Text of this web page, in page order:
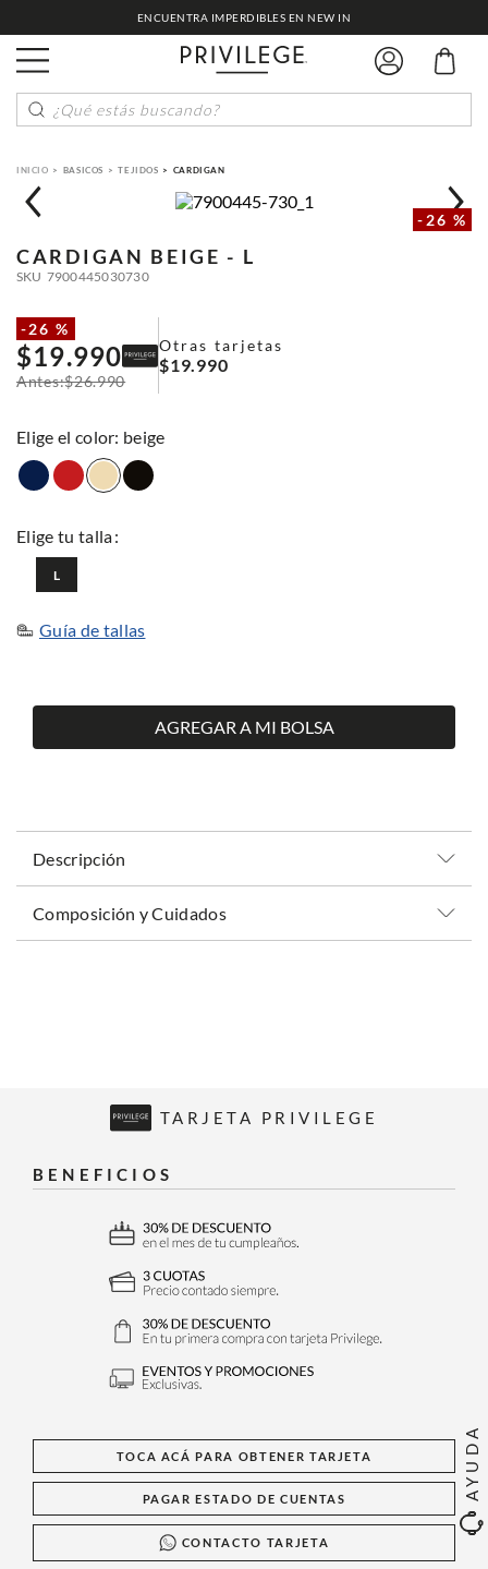
AYUDA
ENCUENTRA IMPERDIBLES EN NEW IN
¿Qué estás buscando?
BASICOS TEJIDOS CARDIGAN
- 26 %
CARDIGAN BEIGE - L
SKU 7900445030730
-26 %
$19.990
$26.990
Otras tarjetas
$19.990
: beige
L
Guía de tallas
AGREGAR A MI BOLSA
Descripción
Composición y Cuidados
TARJETA PRIVILEGE
BENEFICIOS
TOCA ACÁ PARA OBTENER TARJETA
PAGAR ESTADO DE CUENTAS
CONTACTO TARJETA